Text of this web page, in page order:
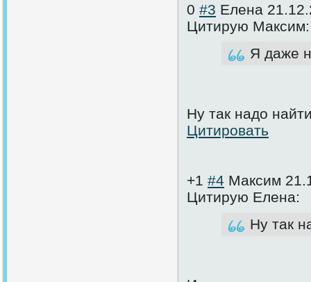
0 #3 Елена
Цитирую Максим:
Я даже
Ну так надо
Цитировать
+1 #4 Максим
Цитирую Елена:
Ну так